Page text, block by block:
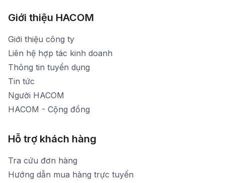
Thời gian mở cửa: Từ 8h30-19h hàng ngày
Xem bản đồ đường đi
1900 1903 (máy lẻ 159) -(028)73000322
1900 1903 (máy lẻ 160)
[email protected]
Thời gian mở cửa: Từ 8h30-20h hàng ngày
Giới thiệu HACOM
Giới thiệu công ty
Liên hệ hợp tác kinh doanh
Thông tin tuyển dụng
Tin tức
Người HACOM
HACOM - Cộng đồng
Hỗ trợ khách hàng
Tra cứu đơn hàng
Hướng dẫn mua hàng trực tuyến